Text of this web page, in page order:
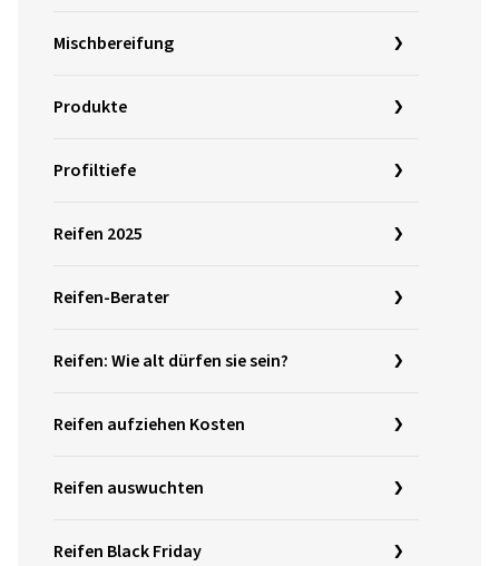
Mischbereifung
Produkte
Profiltiefe
Reifen 2025
Reifen-Berater
Reifen: Wie alt dürfen sie sein?
Reifen aufziehen Kosten
Reifen auswuchten
Reifen Black Friday